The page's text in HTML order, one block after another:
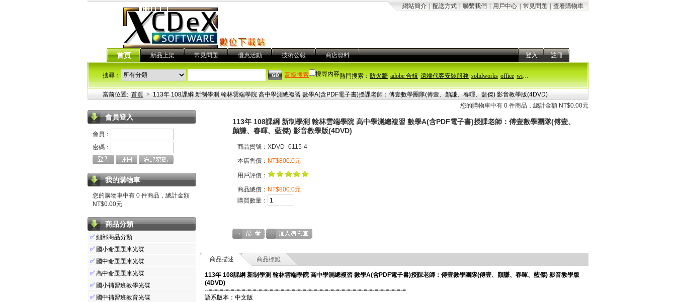
網站簡介 配送方式 聯繫我們 用戶中心 常見問題 查看購物車
首頁 新品上架 常見問題 優惠活動 技術公報 商店資料 登入 註冊
熱門搜索：防火牆 adobe 合輯 遠端代客安裝服務 solidworks office windows 11
搜尋： 搜尋內容
高級搜索
當前位置: 首頁 > 113年 108課綱 新制學測 翰林雲端學院 高中學測總複習 數學A(含PDF電子書)授課老師：傅壹數學團隊(傅壹、顏謙、春暉、藍傑) 影音教學版(4DVD)
您的購物車中有 0 件商品，總計金額 NT$0.00元
會員登入
會員：
密碼：
我的購物車
您的購物車中有 0 件商品，總計金額
NT$0.00元
商品分類
✅細部商品分類
✅ 國小命題題庫光碟
✅ 國中命題題庫光碟
✅高中命題題庫光碟
✅ 國小補習班教學光碟
✅ 國中補習班教育光碟
113年 108課綱 新制學測 翰林雲端學院 高中學測總複習 數學A(含PDF電子書)授課老師：傅壹數學團隊(傅壹、
顏謙、春暉、藍傑) 影音教學版(4DVD)
商品貨號：XDVD_0115-4
本店售價： NT$800.0元
用戶評價：
商品總價： NT$800.0元
購買數量：
商品描述 商品標籤
113年 108課綱 新制學測 翰林雲端學院 高中學測總複習 數學A(含PDF電子書)授課老師：傅壹數學團隊(傅壹、顏謙、春暉、藍傑) 影音教學版
(4DVD)
--=-=-=-=-=-=-=-=-=-=-=-=-=-=-=-=-=-=-=-=-=-=-=-=-=-=-=-=-=-=-=-=-=-=-=-=
語系版本：中文版